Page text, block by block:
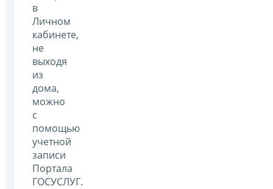
в
Личном
кабинете,
не
выходя
из
дома,
можно
с
помощью
учетной
записи
Портала
ГОСУСЛУГ.